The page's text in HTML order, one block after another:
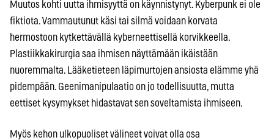
Muutos kohti uutta ihmisyyttä on käynnistynyt. Kyberpunk ei ole
fiktiota. Vammautunut käsi tai silmä voidaan korvata
hermostoon kytkettävällä kyberneettisellä korvikkeella.
Plastiikkakirurgia saa ihmisen näyttämään ikäistään
nuoremmalta. Lääketieteen läpimurtojen ansiosta elämme yhä
pidempään. Geenimanipulaatio on jo todellisuutta, mutta
eettiset kysymykset hidastavat sen soveltamista ihmiseen.
Myös kehon ulkopuoliset välineet voivat olla osa